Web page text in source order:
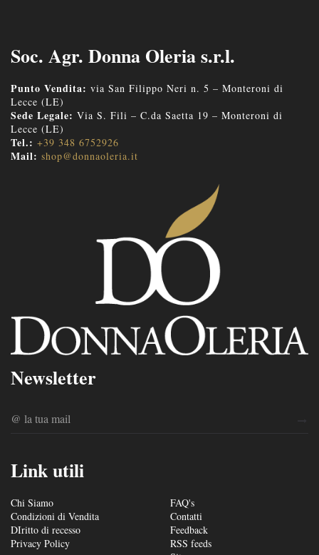
Soc. Agr. Donna Oleria s.r.l.
Punto Vendita: via San Filippo Neri n. 5 – Monteroni di
Lecce (LE)
Sede Legale: Via S. Fili – C.da Saetta 19 – Monteroni di
Lecce (LE)
Tel.: +39 348 6752926
Mail: shop@donnaoleria.it
Newsletter
Link utili
Chi Siamo
Condizioni di Vendita
DIritto di recesso
Privacy Policy
FAQ's
Contatti
Feedback
RSS feeds